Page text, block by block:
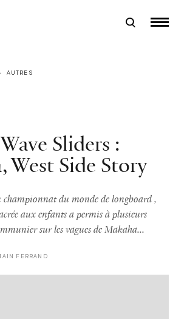
AUTRES
Sliders :
West Side Story
championnat du monde de longboard ,
aux enfants a permis à plusieurs
sur les vagues de Makaha...
FERRAND